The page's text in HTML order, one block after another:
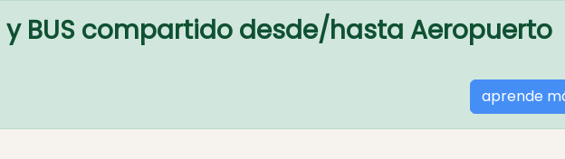
BUS compartido desde/hasta Aeropuerto
aprende